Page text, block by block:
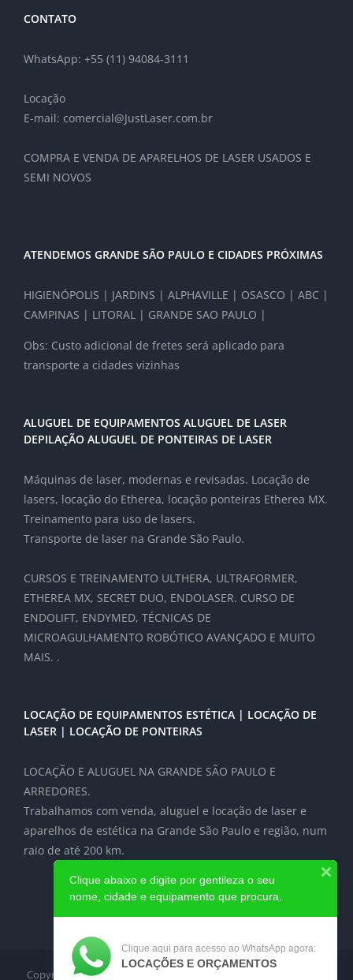
CONTATO
WhatsApp: +55 (11) 94084-3111
Locação
E-mail: comercial@JustLaser.com.br
COMPRA E VENDA DE APARELHOS DE LASER USADOS E
SEMI NOVOS
ATENDEMOS GRANDE SÃO PAULO E CIDADES PRÓXIMAS
HIGIENÓPOLIS | JARDINS | ALPHAVILLE | OSASCO | ABC |
CAMPINAS | LITORAL | GRANDE SAO PAULO |
Obs: Custo adicional de fretes será aplicado para
transporte a cidades vizinhas
ALUGUEL DE EQUIPAMENTOS ALUGUEL DE LASER
DEPILAÇÃO ALUGUEL DE PONTEIRAS DE LASER
Máquinas de laser, modernas e revisadas. Locação de
lasers, locação do Etherea, locação ponteiras Etherea MX.
Treinamento para uso de lasers.
Transporte de laser na Grande São Paulo.
CURSOS E TREINAMENTO ULTHERA, ULTRAFORMER,
ETHEREA MX, SECRET DUO, ENDOLASER. CURSO DE
ENDOLIFT, ENDYMED, TÉCNICAS DE
MICROAGULHAMENTO ROBÓTICO AVANÇADO E MUITO
MAIS. .
LOCAÇÃO DE EQUIPAMENTOS ESTÉTICA | LOCAÇÃO DE
LASER | LOCAÇÃO DE PONTEIRAS
LOCAÇÃO E ALUGUEL NA GRANDE SÃO PAULO E
ARREDORES.
Trabalhamos com venda, aluguel e locação de laser e
aparelhos de estética na Grande São Paulo e região, num
raio de até 200 km.
Copyright 2012-2024 Locação de Laser e equipamentos médicos
Clique abaixo e digite por gentileza o seu
nome, cidade e equipamento que procura.
Clique aqui para acesso ao WhatsApp agora:
LOCAÇÕES E ORÇAMENTOS